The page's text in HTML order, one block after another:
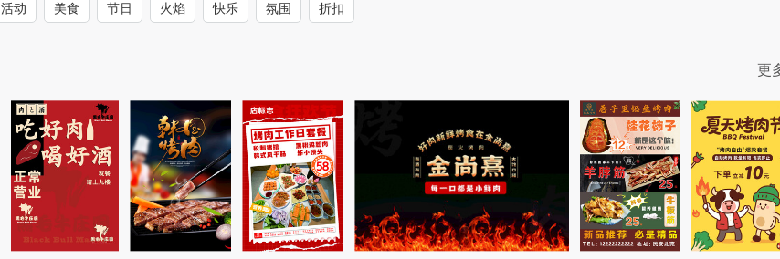
活动 美食 节日 火焰 快乐 氛围 折扣
更